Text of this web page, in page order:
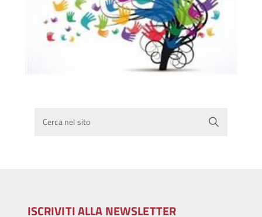
Cerca nel sito
ISCRIVITI ALLA NEWSLETTER